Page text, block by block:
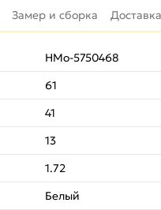
Замер и сборка
НМо-5750468
61
41
13
1.72
Белый